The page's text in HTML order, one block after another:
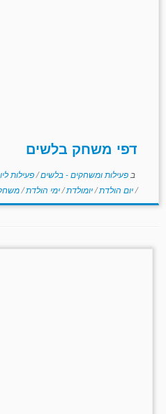
דפי משחק בלשים
ב פעילות ומשחקים - בלשים/פעילות
/יום הולדת/יומולדת/ימי הולדת/